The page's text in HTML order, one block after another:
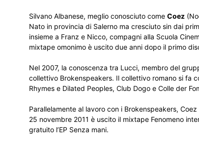
Silvano Albanese, meglio conosciuto come Coez
Nato in provincia di Salerno ma cresciuto sin dai
insieme a Franz e Nicco, compagni alla Scuola
mixtape omonimo è uscito due anni dopo il primo
Nel 2007, la conoscenza tra Lucci, membro del
collettivo Brokenspeakers. Il collettivo romano si fa
Rhymes e Dilated Peoples, Club Dogo e Colle der
Parallelamente al lavoro con i Brokenspeakers,
25 novembre 2011 è uscito il mixtape Fenomeno
gratuito l’EP Senza mani.